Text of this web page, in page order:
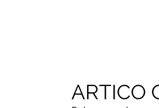
ARTICO